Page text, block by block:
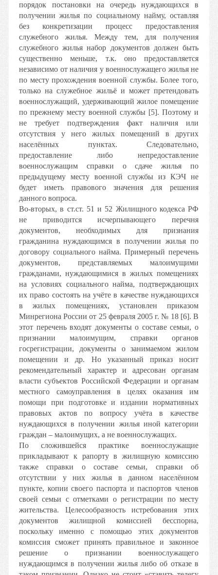
порядок постановки на очередь нуждающихся в
получении жилья по социальному найму, оставляя
без конкретизации процесс предоставления
служебного жилья. Между тем, для получения
служебного жилья набор документов должен быть
существенно меньше, т.к. оно предоставляется
независимо от наличия у военнослужащего жилья не
по месту прохождения военной службы. Более того,
только на служебное жильё и может претендовать
военнослужащий, удерживающий жилое помещение
по прежнему месту военной службы [5]. Поэтому и
не требует подтверждения факт наличия или
отсутствия у него жилых помещений в других
населённых пунктах. Следовательно,
предоставление либо непредоставление
военнослужащим справки о сдаче жилья по
предыдущему месту военной службы из КЭЧ не
будет иметь правового значения для решения
данного вопроса.
Во-вторых, в ст.ст. 51 и 52 Жилищного кодекса РФ
не приводится исчерпывающего перечня
документов, необходимых для признания
гражданина нуждающимся в получении жилья по
договору социального найма. Примерный перечень
документов, представляемых малоимущими
гражданами, нуждающимися в жилых помещениях
на условиях социального найма, подтверждающих
их право состоять на учёте в качестве нуждающихся
в жилых помещениях, установлен приказом
Минрегиона России от 25 февраля 2005 г. № 18 [6]. В
этот перечень входят документы о составе семьи, о
признании малоимущим, справки органов
госрегистрации, документы о занимаемом жилом
помещении и др. Но указанный приказ носит
рекомендательный характер и адресован органам
власти субъектов Российской Федерации и органам
местного самоуправления в целях оказания им
помощи при подготовке и издании нормативных
правовых актов по вопросу учёта в качестве
нуждающихся в получении жилья иной категории
граждан – малоимущих, а не военнослужащих.
По сложившейся практике военнослужащие
прикладывают к рапорту в жилищную комиссию
также справки о составе семьи, справки об
отсутствии у них жилья в данном населённом
пункте, копии своего паспорта и паспортов членов
своей семьи с отметками о регистрации по месту
жительства. Целесообразность истребования этих
документов жилищной комиссией бесспорна,
поскольку именно с помощью этих документов
комиссия сможет принять правильное и законное
решение о признании военнослужащего
нуждающимся в получении жилья либо об отказе в